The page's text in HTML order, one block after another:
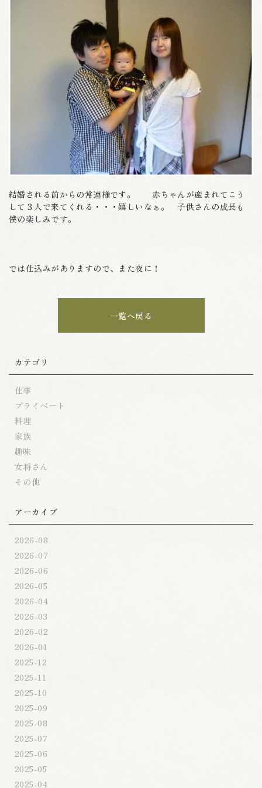
結婚される前からの常連様です。 赤ちゃんが産まれてこう
して３人で来てくれる・・・嬉しいなぁ。 子供さんの成長も
僕の楽しみです。
では仕込みがありますので、また夜に！
一覧へ戻る
カテゴリ
仕事
プライベート
料理
家族
趣味
女将さん
その他
アーカイブ
2026-08
2026-07
2026-06
2026-05
2026-04
2026-03
2026-02
2026-01
2025-12
2025-11
2025-10
2025-09
2025-08
2025-07
2025-06
2025-05
2025-04